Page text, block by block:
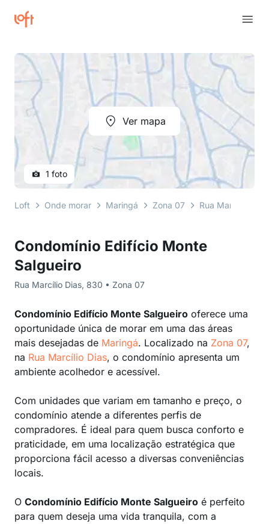
Condomínio Edifício Monte
Salgueiro
Rua Marcílio Dias, 830 • Zona 07
Condomínio Edifício Monte Salgueiro oferece uma
oportunidade única de morar em uma das áreas
mais desejadas de Maringá. Localizado na Zona 07,
na Rua Marcílio Dias, o condomínio apresenta um
ambiente acolhedor e acessível.
Com unidades que variam em tamanho e preço, o
condomínio atende a diferentes perfis de
compradores. É ideal para quem busca conforto e
praticidade, em uma localização estratégica que
proporciona fácil acesso a diversas conveniências
locais.
O Condomínio Edifício Monte Salgueiro é perfeito
para quem deseja uma vida tranquila, com a
Ver mapa
1 foto
Loft Onde morar Maringá Zona 07 Rua Marcílio Dias